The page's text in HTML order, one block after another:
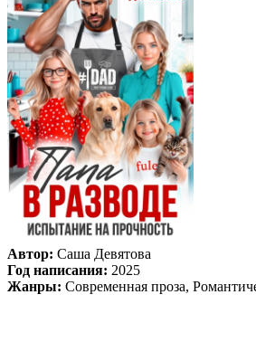
Автор: Саша Девятова
Год написания: 2025
Жанры: Современная проза,